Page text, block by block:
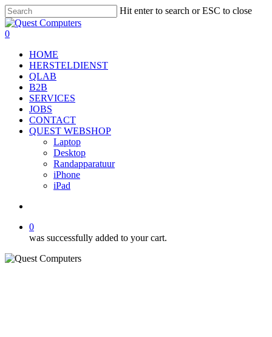
Skip
to
main
Hit enter to search or ESC to close
Close
Search
account
0
HOME
HERSTELDIENST
QLAB
B2B
SERVICES
JOBS
CONTACT
QUEST WEBSHOP
Laptop
Desktop
Randapparatuur
iPhone
iPad
0
was successfully added to your cart.